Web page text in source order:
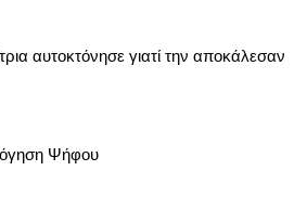
αυτοκτόνησε γιατί την αποκάλεσαν
Ψήφου